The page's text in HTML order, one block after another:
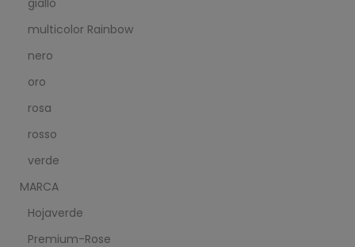
giallo
multicolor Rainbow
nero
oro
rosa
rosso
verde
MARCA
Hojaverde
Premium-Rose